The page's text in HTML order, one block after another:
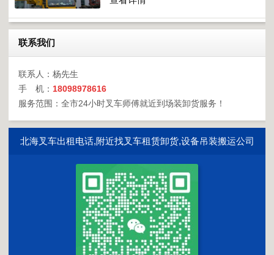
联系我们
联系人：杨先生
手 机： 18098978616
服务范围：全市24小时叉车师傅就近到场装卸货服务！
北海叉车出租电话,附近找叉车租赁卸货,设备吊装搬运公司